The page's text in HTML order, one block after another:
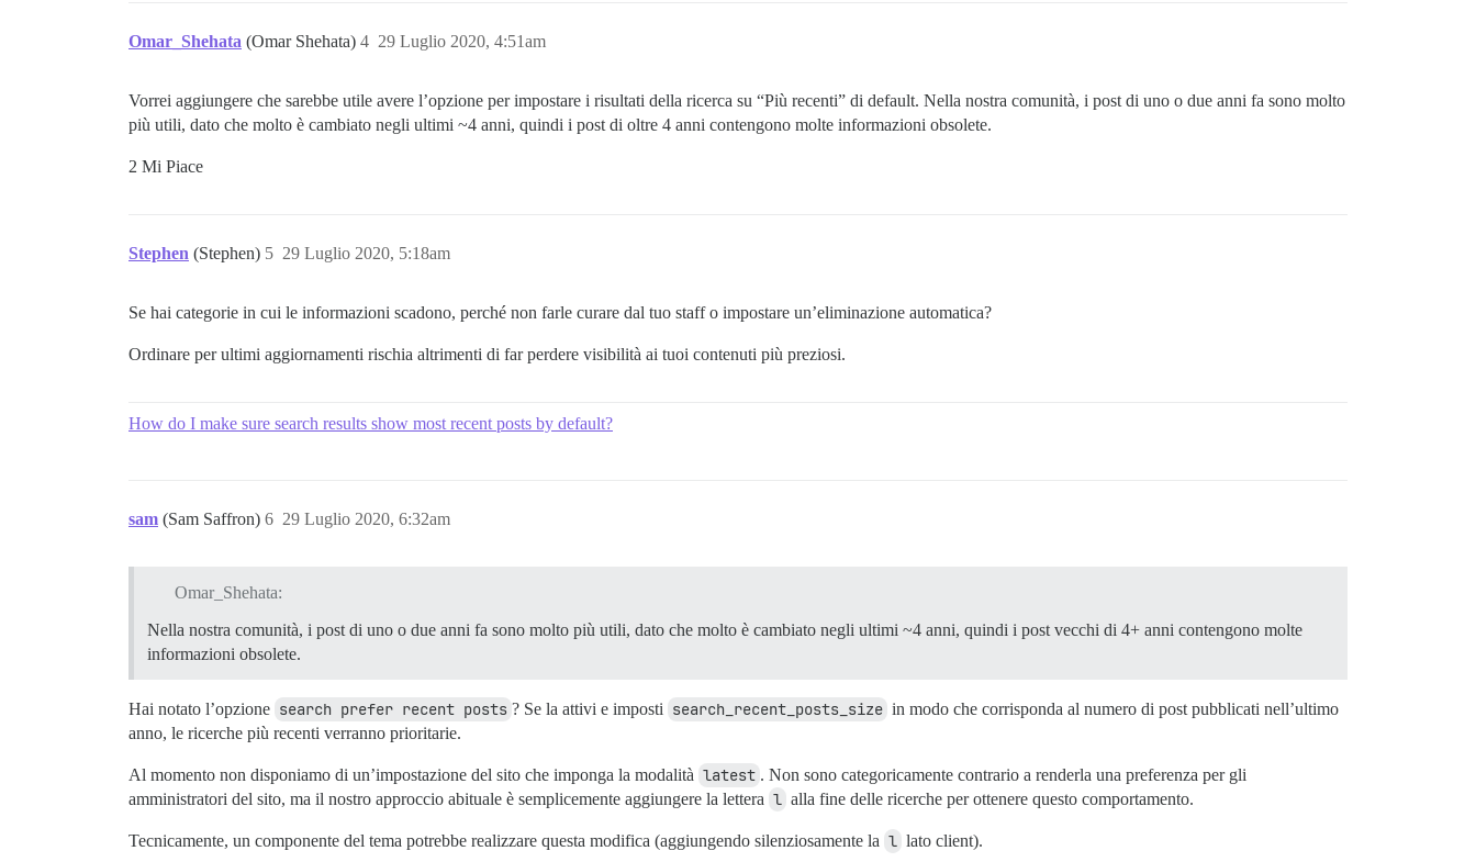
Omar_Shehata (Omar Shehata) 29 Luglio 2020, 4:51am
4
Vorrei aggiungere che sarebbe utile avere l’opzione per impostare i risultati della ricerca su “Più recenti” di default. Nella nostra comunità, i post di uno o due anni fa sono molto
più utili, dato che molto è cambiato negli ultimi ~4 anni, quindi i post di oltre 4 anni contengono molte informazioni obsolete.
2 Mi Piace
Stephen (Stephen) 29 Luglio 2020, 5:18am
5
Se hai categorie in cui le informazioni scadono, perché non farle curare dal tuo staff o impostare un’eliminazione automatica?
Ordinare per ultimi aggiornamenti rischia altrimenti di far perdere visibilità ai tuoi contenuti più preziosi.
How do I make sure search results show most recent posts by default?
sam (Sam Saffron) 29 Luglio 2020, 6:32am
6
Omar_Shehata:
Nella nostra comunità, i post di uno o due anni fa sono molto più utili, dato che molto è cambiato negli ultimi ~4 anni, quindi i post vecchi di 4+ anni contengono molte
informazioni obsolete.
Hai notato l’opzione search prefer recent posts ? Se la attivi e imposti search_recent_posts_size in modo che corrisponda al numero di post pubblicati nell’ultimo
anno, le ricerche più recenti verranno prioritarie.
Al momento non disponiamo di un’impostazione del sito che imponga la modalità latest . Non sono categoricamente contrario a renderla una preferenza per gli
amministratori del sito, ma il nostro approccio abituale è semplicemente aggiungere la lettera l alla fine delle ricerche per ottenere questo comportamento.
Tecnicamente, un componente del tema potrebbe realizzare questa modifica (aggiungendo silenziosamente la l lato client).